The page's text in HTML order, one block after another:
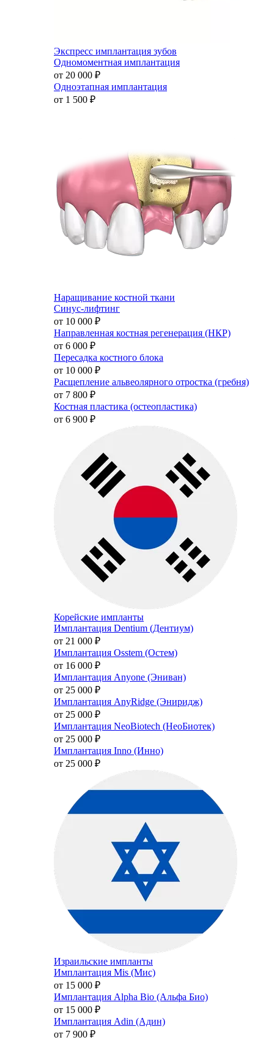
Экспресс имплантация зубов
Одномоментная имплантация
от 20 000 ₽
Одноэтапная имплантация
от 1 500 ₽
Наращивание костной ткани
Синус-лифтинг
от 10 000 ₽
Направленная костная регенерация (НКР)
от 6 000 ₽
Пересадка костного блока
от 10 000 ₽
Расщепление альвеолярного отростка (гребня)
от 7 800 ₽
Костная пластика (остеопластика)
от 6 900 ₽
Корейские импланты
Имплантация Dentium (Дентиум)
от 21 000 ₽
Имплантация Osstem (Остем)
от 16 000 ₽
Имплантация Anyone (Эниван)
от 25 000 ₽
Имплантация AnyRidge (Эниридж)
от 25 000 ₽
Имплантация NeoBiotech (НеоБиотек)
от 25 000 ₽
Имплантация Inno (Инно)
от 25 000 ₽
Израильские импланты
Имплантация Mis (Мис)
от 15 000 ₽
Имплантация Alpha Bio (Альфа Био)
от 15 000 ₽
Имплантация Adin (Адин)
от 7 900 ₽